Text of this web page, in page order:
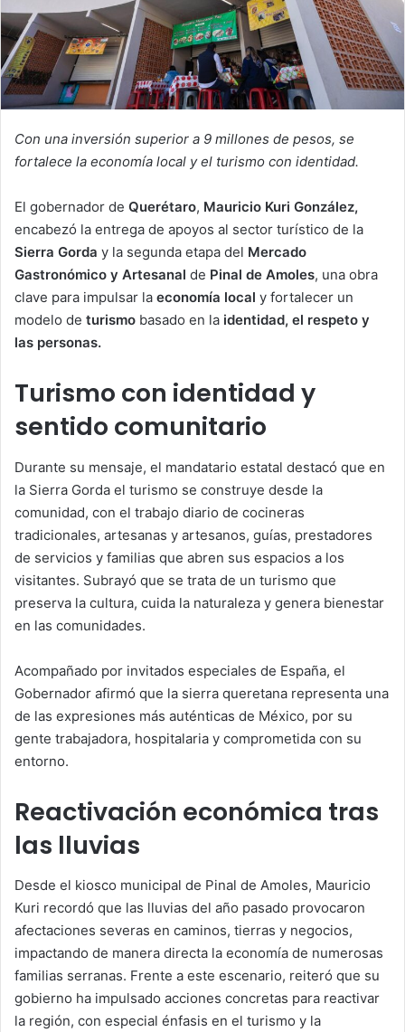
Con una inversión superior a 9 millones de pesos, se
fortalece la economía local y el turismo con identidad.
El gobernador de Querétaro, Mauricio Kuri González,
encabezó la entrega de apoyos al sector turístico de la
Sierra Gorda y la segunda etapa del Mercado
Gastronómico y Artesanal de Pinal de Amoles, una obra
clave para impulsar la economía local y fortalecer un
modelo de turismo basado en la identidad, el respeto y
las personas.
Turismo con identidad y
sentido comunitario
Durante su mensaje, el mandatario estatal destacó que en
la Sierra Gorda el turismo se construye desde la
comunidad, con el trabajo diario de cocineras
tradicionales, artesanas y artesanos, guías, prestadores
de servicios y familias que abren sus espacios a los
visitantes. Subrayó que se trata de un turismo que
preserva la cultura, cuida la naturaleza y genera bienestar
en las comunidades.
Acompañado por invitados especiales de España, el
Gobernador afirmó que la sierra queretana representa una
de las expresiones más auténticas de México, por su
gente trabajadora, hospitalaria y comprometida con su
entorno.
Reactivación económica tras
las lluvias
Desde el kiosco municipal de Pinal de Amoles, Mauricio
Kuri recordó que las lluvias del año pasado provocaron
afectaciones severas en caminos, tierras y negocios,
impactando de manera directa la economía de numerosas
familias serranas. Frente a este escenario, reiteró que su
gobierno ha impulsado acciones concretas para reactivar
la región, con especial énfasis en el turismo y la